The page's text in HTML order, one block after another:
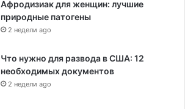
Афродизиак для женщин: лучшие
природные патогены
2 недели ago
Что нужно для развода в США: 12
необходимых документов
2 недели ago